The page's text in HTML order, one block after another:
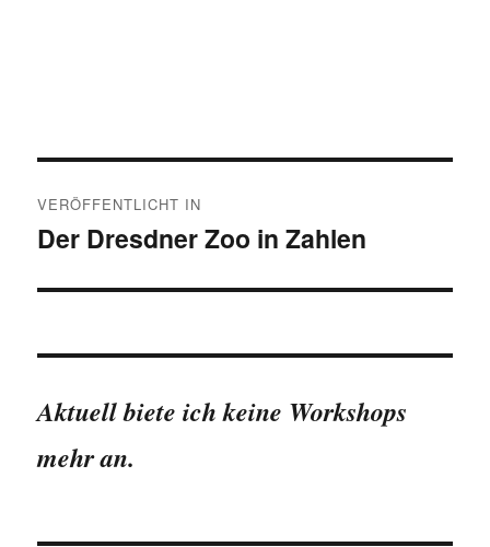
VERÖFFENTLICHT IN
Der Dresdner Zoo in Zahlen
Aktuell biete ich keine Workshops
mehr an.